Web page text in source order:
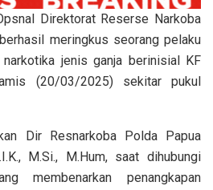
Direktorat Reserse Narkoba
meringkus seorang pelaku
jenis ganja berinisial KF
(20/03/2025) sekitar pukul
Dir Resnarkoba Polda Papua
M.Si., M.Hum, saat dihubungi
membenarkan penangkapan